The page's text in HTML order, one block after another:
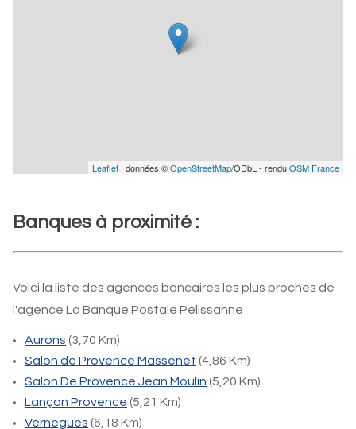
Leaflet | données ©OpenStreetMap/ODbL - renduOSM France
Banques à proximité :
Voici la liste des agences bancaires les plus proches de
l'agence La Banque Postale Pélissanne
Aurons (3,70 Km)
Salon de Provence Massenet (4,86 Km)
Salon De Provence Jean Moulin (5,20 Km)
Lançon Provence (5,21 Km)
Vernegues (6,18 Km)